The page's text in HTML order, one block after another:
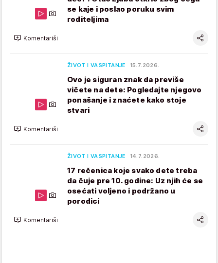
se kaje i poslao poruku svim
roditeljima
Komentariši
ŽIVOT I VASPITANJE 15.7.2026.
Ovo je siguran znak da previše
vičete na dete: Pogledajte njegovo
ponašanje i znaćete kako stoje
stvari
Komentariši
ŽIVOT I VASPITANJE 14.7.2026.
17 rečenica koje svako dete treba
da čuje pre 10. godine: Uz njih će se
osećati voljeno i podržano u
porodici
Komentariši